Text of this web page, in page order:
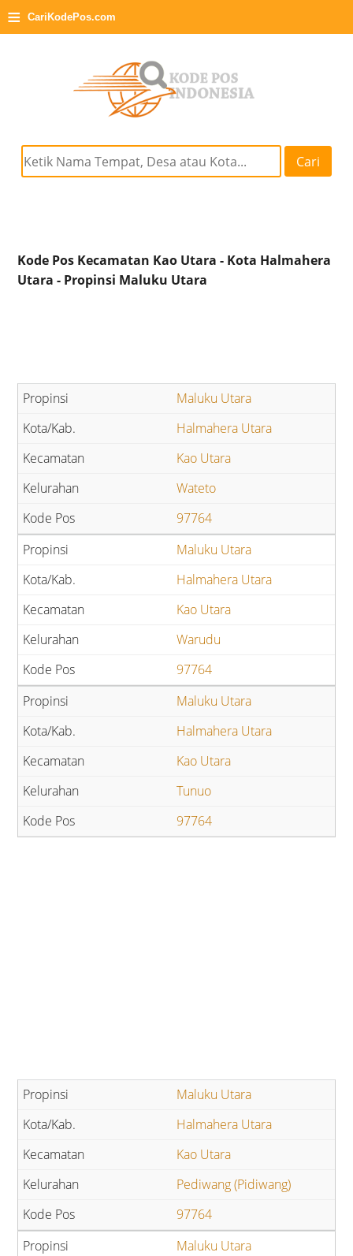
≡ CariKodePos.com
Cari
Kode Pos Kecamatan Kao Utara - Kota Halmahera
Utara - Propinsi Maluku Utara
Maluku Utara
Halmahera Utara
Kao Utara
Wateto
97764
Maluku Utara
Halmahera Utara
Kao Utara
Warudu
97764
Maluku Utara
Halmahera Utara
Kao Utara
Tunuo
97764
Maluku Utara
Halmahera Utara
Kao Utara
Pediwang (Pidiwang)
97764
Maluku Utara